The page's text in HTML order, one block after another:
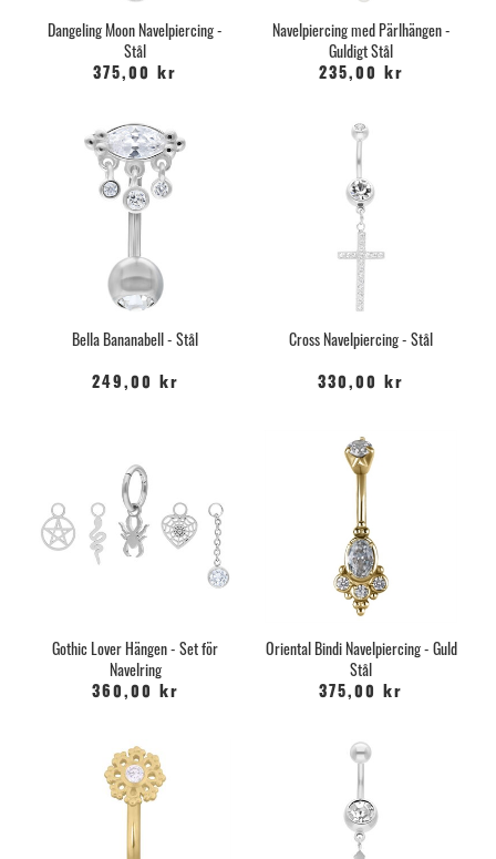
Dangeling Moon Navelpiercing -
Stål
375,00 kr
Navelpiercing med Pärlhängen -
Guldigt Stål
235,00 kr
Bella Bananabell - Stål
249,00 kr
Cross Navelpiercing - Stål
330,00 kr
Gothic Lover Hängen - Set för
Navelring
360,00 kr
Oriental Bindi Navelpiercing - Guld
Stål
375,00 kr